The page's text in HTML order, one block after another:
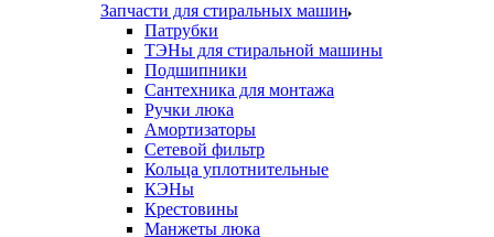
Запчасти для стиральных машин
Патрубки
ТЭНы для стиральной машины
Подшипники
Сантехника для монтажа
Ручки люка
Амортизаторы
Сетевой фильтр
Кольца уплотнительные
КЭНы
Крестовины
Манжеты люка